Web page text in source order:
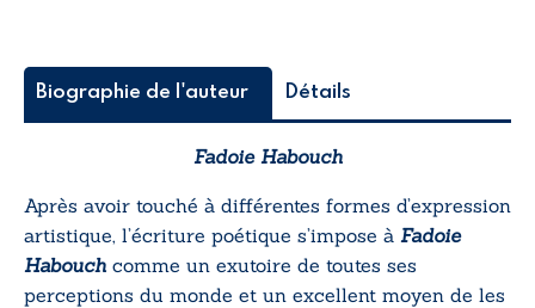
Biographie de l'auteur Détails
Fadoie Habouch
Après avoir touché à différentes formes d’expression
artistique, l’écriture poétique s’impose à Fadoie
Habouch comme un exutoire de toutes ses
perceptions du monde et un excellent moyen de les